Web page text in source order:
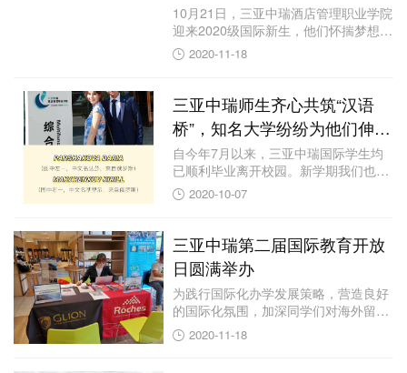
10月21日，三亚中瑞酒店管理职业学院
迎来2020级国际新生，他们怀揣梦想，
踏入...2020-11-18
三亚中瑞师生齐心共筑“汉语
桥”，知名大学纷纷为他们伸出
橄榄枝
自今年7月以来，三亚中瑞国际学生均
已顺利毕业离开校园。新学期我们也将
迎来新的生机...
2020-10-07
三亚中瑞第二届国际教育开放
日圆满举办
为践行国际化办学发展策略，营造良好
的国际化氛围，加深同学们对海外留
学、学历提升等...
2020-11-18